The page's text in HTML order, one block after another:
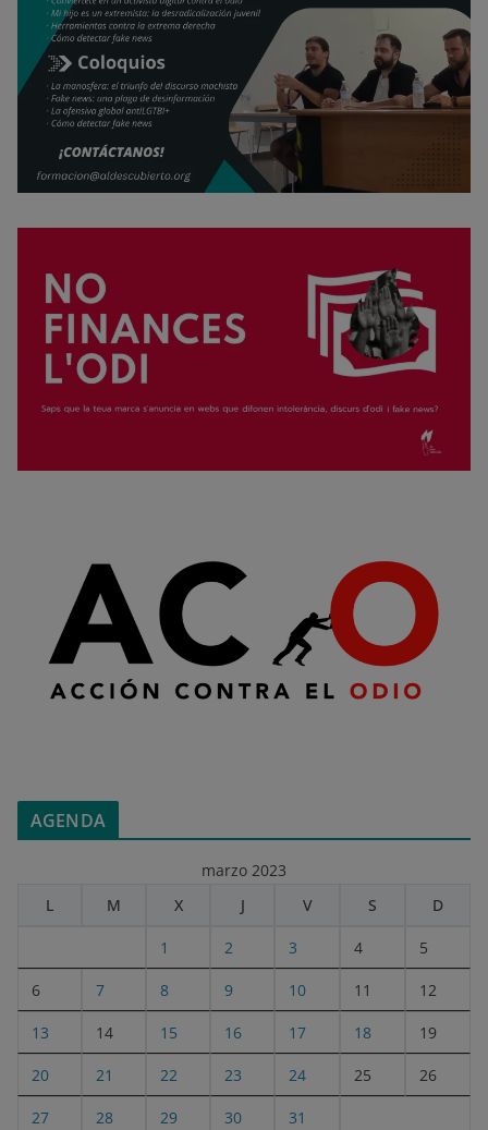
AGENDA
marzo 2023
L
M X J V S D
1 2 3 4 5
6 7 8 9 10 11 12
13 14 15 16 17 18 19
20 21 22 23 24 25 26
27 28 29 30 31